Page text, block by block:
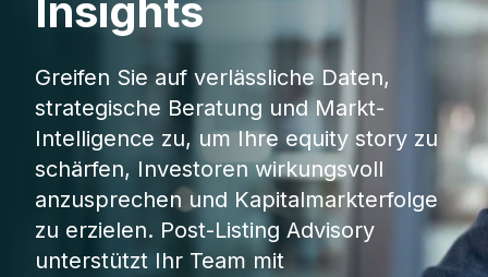
Erfolgsgeschichten
Insights
Greifen Sie auf verlässliche Daten,
strategische Beratung und Markt-
Intelligence zu, um Ihre equity story zu
schärfen, Investoren wirkungsvoll
anzusprechen und Kapitalmarkterfolge
zu erzielen. Post-Listing Advisory
unterstützt Ihr Team mit